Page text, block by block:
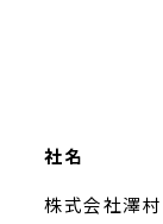
社名
株式会社澤村